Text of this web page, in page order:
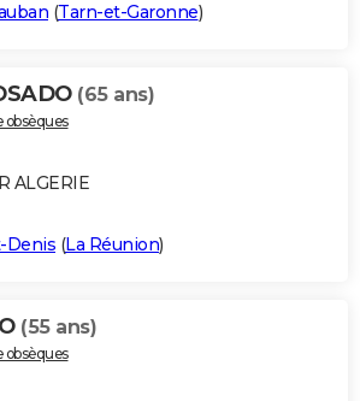
(Tarn-et-Garonne)
(65 ans)
ALGERIE
Denis (La Réunion)
(55 ans)